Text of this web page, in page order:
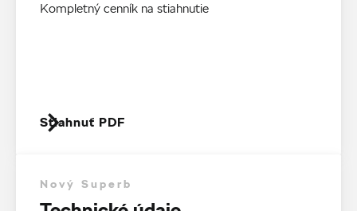
Kompletný cenník na stiahnutie
Stiahnuť PDF
Nový Superb